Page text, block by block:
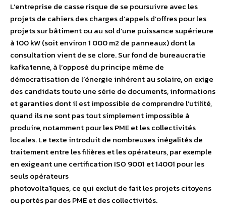
L’entreprise de casse risque de se poursuivre avec les
projets de cahiers des charges d’appels d’offres pour les
projets sur bâtiment ou au sol d’une puissance supérieure
à 100 kW (soit environ 1 000 m2 de panneaux) dont la
consultation vient de se clore. Sur fond de bureaucratie
kafkaïenne, à l’opposé du principe même de
démocratisation de l’énergie inhérent au solaire, on exige
des candidats toute une série de documents, informations
et garanties dont il est impossible de comprendre l’utilité,
quand ils ne sont pas tout simplement impossible à
produire, notamment pour les PME et les collectivités
locales. Le texte introduit de nombreuses inégalités de
traitement entre les filières et les opérateurs, par exemple
en exigeant une certification ISO 9001 et 14001 pour les
seuls opérateurs
photovoltaïques, ce qui exclut de fait les projets citoyens
ou portés par des PME et des collectivités.